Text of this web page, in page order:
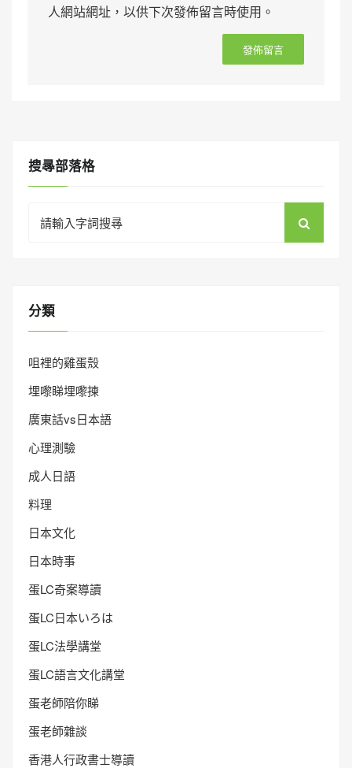
人網站網址，以供下次發佈留言時使用。
搜㝷部落格
for:
分類
咀裡的雞蛋殼
埋嚟睇埋嚟揀
廣東話vs日本語
心理測驗
成人日語
料理
日本文化
日本時事
蛋LC奇案導讀
蛋LC日本いろは
蛋LC法學講堂
蛋LC語言文化講堂
蛋老師陪你睇
蛋老師雜談
香港人行政書士導讀